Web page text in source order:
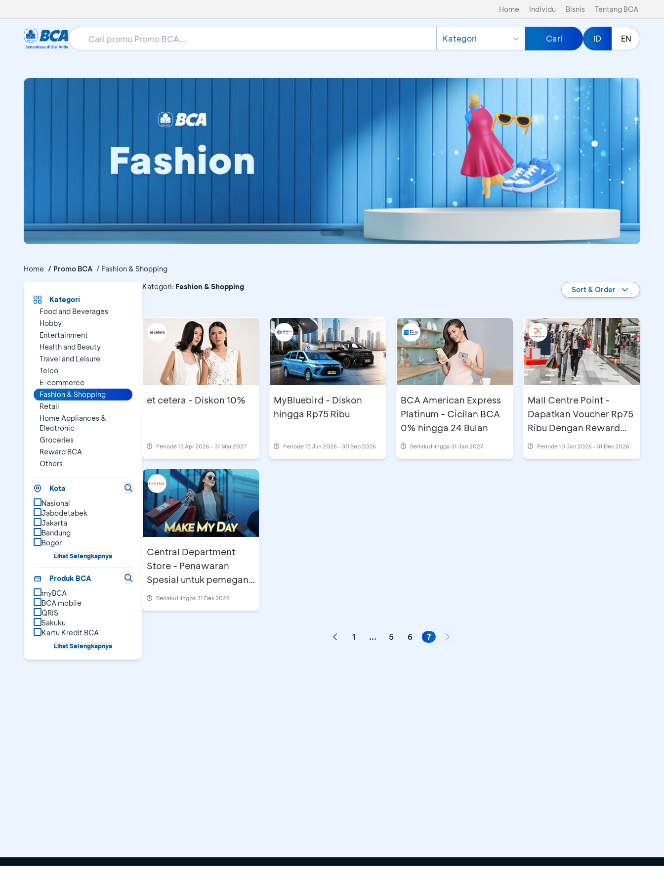
Home Individu Bisnis Tentang BCA
Kategori Cari ID EN
Home Promo BCA Fashion & Shopping
Kategori
Food and Beverages
Hobby
Entertainment
Health and Beauty
Travel and Leisure
Telco
E-commerce
Fashion & Shopping
Retail
Home Appliances &
Electronic
Groceries
Reward BCA
Others
Kota
Nasional
Jabodetabek
Jakarta
Bandung
Bogor
Lihat Selengkapnya
Produk BCA
myBCA
BCA mobile
QRIS
Sakuku
Kartu Kredit BCA
Lihat Selengkapnya
Promo BCA
Kategori: Fashion & Shopping Sort & Order
et cetera - Diskon 10%
Periode13 Apr 2026 - 31 Mar 2027
MyBluebird - Diskon
hingga Rp75 Ribu
Periode15 Jun 2026 - 30 Sep 2026
BCA American Express
Platinum - Cicilan BCA
0% hingga 24 Bulan
Berlaku Hingga 31 Jan 2027
Mall Centre Point -
Dapatkan Voucher Rp75
Ribu Dengan Reward
BCAPeriode10 Jan 2026 - 31 Des 2026
Central Department
Store - Penawaran
Spesial untuk pemegang
Kartu BCA AMEX
Berlaku Hingga 31 Des 2026
1 ... 5 6 7